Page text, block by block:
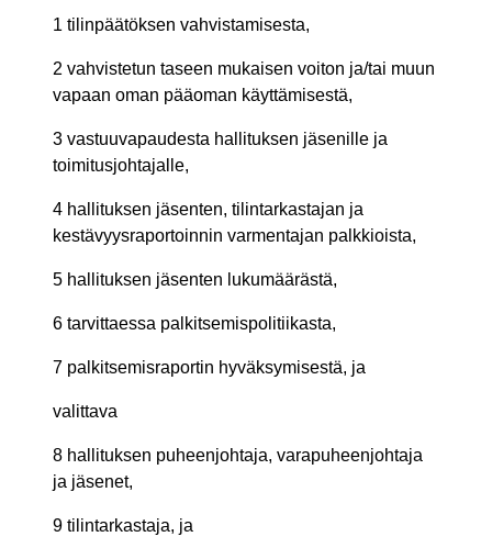
1 tilinpäätöksen vahvistamisesta,
2 vahvistetun taseen mukaisen voiton ja/tai muun
vapaan oman pääoman käyttämisestä,
3 vastuuvapaudesta hallituksen jäsenille ja
toimitusjohtajalle,
4 hallituksen jäsenten, tilintarkastajan ja
kestävyysraportoinnin varmentajan palkkioista,
5 hallituksen jäsenten lukumäärästä,
6 tarvittaessa palkitsemispolitiikasta,
7 palkitsemisraportin hyväksymisestä, ja
valittava
8 hallituksen puheenjohtaja, varapuheenjohtaja
ja jäsenet,
9 tilintarkastaja, ja